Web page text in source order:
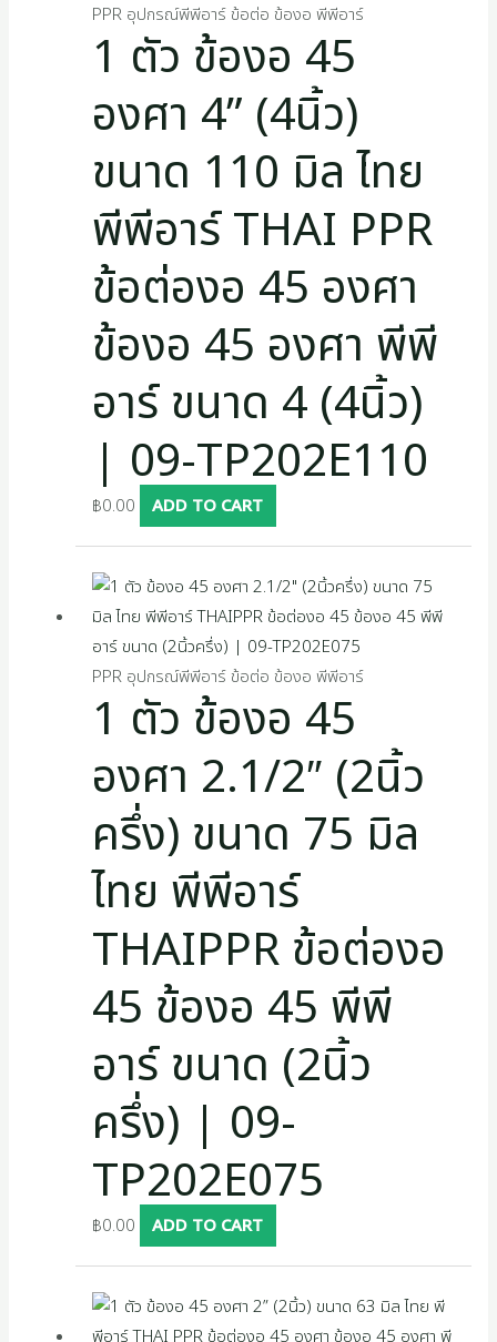
PPR อุปกรณ์พีพีอาร์ ข้อต่อ ข้องอ พีพีอาร์
1 ตัว ข้องอ 45
องศา 4” (4นิ้ว)
ขนาด 110 มิล ไทย
พีพีอาร์ THAI PPR
ข้อต่องอ 45 องศา
ข้องอ 45 องศา พีพี
อาร์ ขนาด 4 (4นิ้ว)
| 09-TP202E110
฿0.00 ADD TO CART
PPR อุปกรณ์พีพีอาร์ ข้อต่อ ข้องอ พีพีอาร์
1 ตัว ข้องอ 45
องศา 2.1/2″ (2นิ้ว
ครึ่ง) ขนาด 75 มิล
ไทย พีพีอาร์
THAIPPR ข้อต่องอ
45 ข้องอ 45 พีพี
อาร์ ขนาด (2นิ้ว
ครึ่ง) | 09-
TP202E075
฿0.00 ADD TO CART